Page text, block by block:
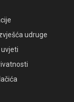
udruge
uvjeti